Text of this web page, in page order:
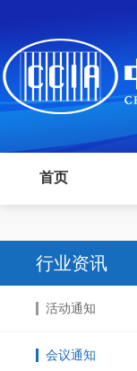
首页
行业资讯
活动通知
会议通知